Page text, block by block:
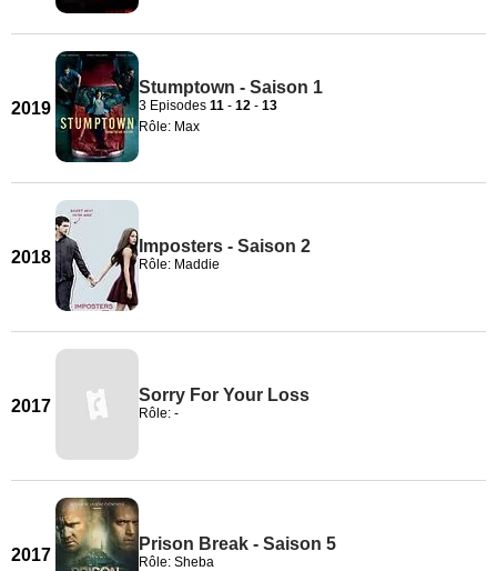
2019
Stumptown - Saison 1
3 Episodes 11 - 12 - 13
Rôle: Max
2018
Imposters - Saison 2
Rôle: Maddie
2017
Sorry For Your Loss
Rôle: -
2017
Prison Break - Saison 5
Rôle: Sheba